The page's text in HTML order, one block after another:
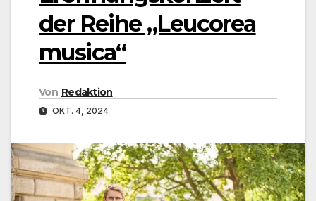
der Reihe „Leucorea
musica“
Von Redaktion
OKT. 4, 2024